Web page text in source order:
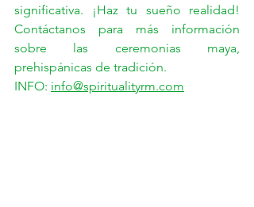
significativa. ¡Haz tu sueño realidad!
Contáctanos para más información
sobre las ceremonias maya,
prehispánicas de tradición.
INFO: info@spiritualityrm.com